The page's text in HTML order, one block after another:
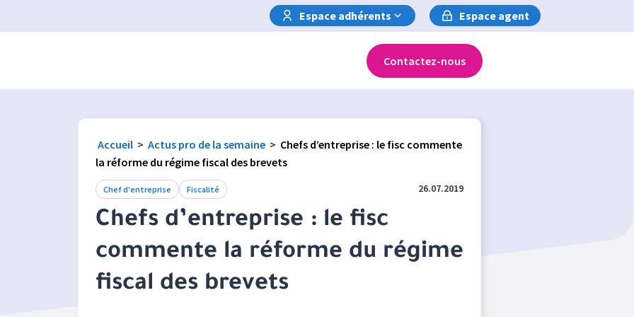
Espace adhérents
Espace agent
Contactez-nous
Accueil > Actus pro de la semaine > Chefs d’entreprise : le fisc commente
la réforme du régime fiscal des brevets
Chef d'entreprise Fiscalité 26.07.2019
Chefs d’entreprise : le fisc
commente la réforme du régime
fiscal des brevets